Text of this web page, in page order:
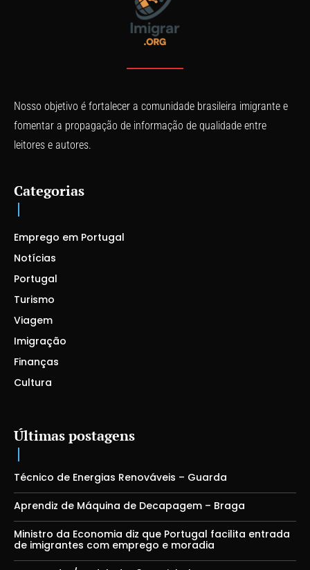
Nosso objetivo é fortalecer a comunidade brasileira imigrante e
fomentar a propagação de informação de qualidade entre
leitores e autores.
Categorias
Emprego em Portugal
Notícias
Portugal
Turismo
Viagem
Imigração
Finanças
Cultura
Últimas postagens
Técnico de Energias Renováveis – Guarda
Aprendiz de Máquina de Decapagem – Braga
Ministro da Economia diz que Portugal facilita entrada
de imigrantes com emprego e moradia